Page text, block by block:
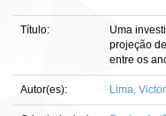
Título:
Uma
projeção
entre os
Autor(es): Lima,